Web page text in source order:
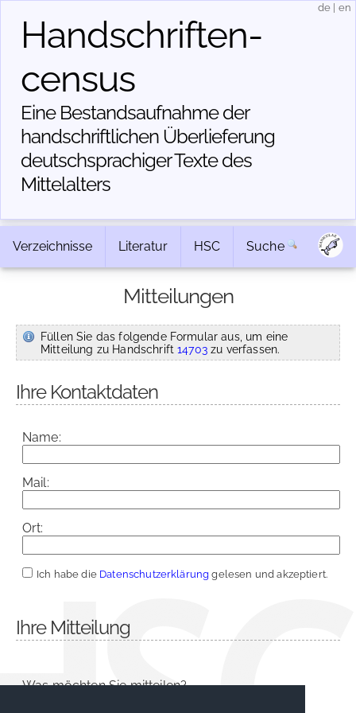
Handschriften­
census
Eine Bestandsaufnahme der
handschriftlichen Über­lieferung
deutschsprachiger Texte des
Mittelalters
de en
Verzeichnisse Literatur HSC Suche
Mitteilungen
Füllen Sie das folgende Formular aus, um eine
Mitteilung zu Handschrift14703zu verfassen.
Ihre Kontaktdaten
Name:
Mail:
Ort:
Ich habe die Datenschutzerklärung gelesen und akzeptiert.
Ihre Mitteilung
Was möchten Sie mitteilen?